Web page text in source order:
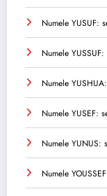
Numele YUSUF:
Numele
Numele
Numele YUSEF:
Numele YUNUS:
Numele